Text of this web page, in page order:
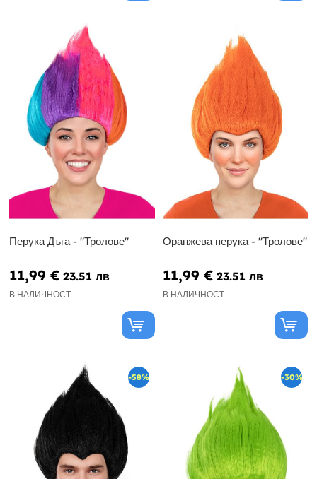
Перука Дъга - "Тролове"
11,99 € 23.51 лв
В НАЛИЧНОСТ
Оранжева перука - "Тролове"
11,99 € 23.51 лв
В НАЛИЧНОСТ
-58% -30%